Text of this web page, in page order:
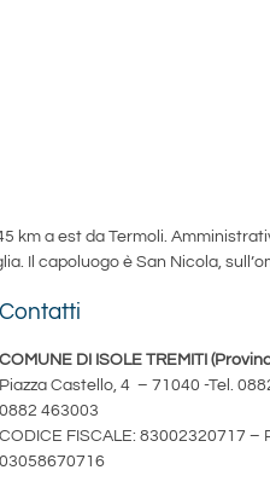
km a est da Termoli.
Il capoluogo è San Nicola,
Contatti
COMUNE DI ISOLE TREMITI
Piazza Castello, 4 – 71040 -Tel.
0882 463003
CODICE FISCALE: 83002320717 –
03058670716